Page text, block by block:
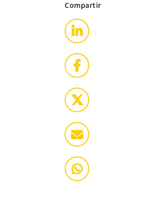
Compartir